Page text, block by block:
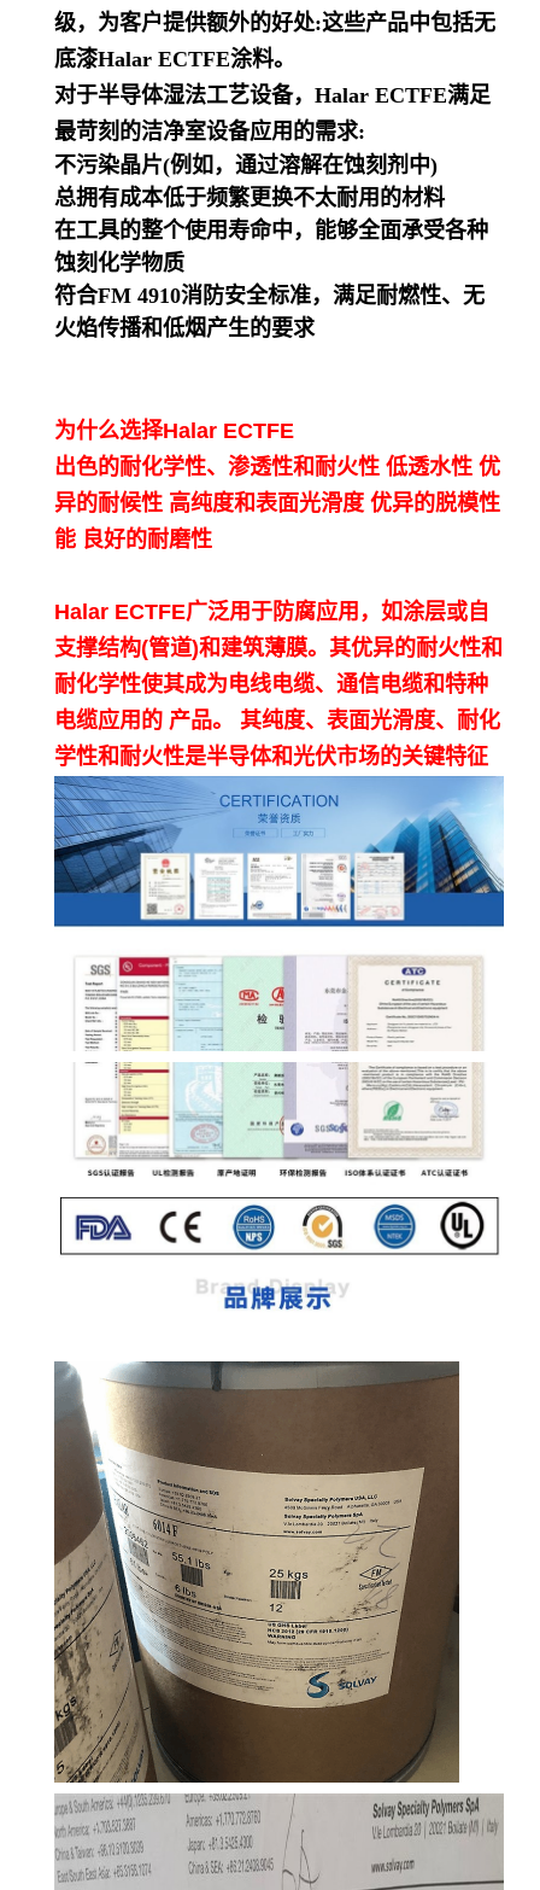
级，为客户提供额外的好处:这些产品中包括无
底漆Halar ECTFE涂料。
对于半导体湿法工艺设备， Halar ECTFE满足
最苛刻的洁净室设备应用的需求:
不污染晶片(例如，通过溶解在蚀刻剂中)
总拥有成本低于频繁更换不太耐用的材料
在工具的整个使用寿命中，能够全面承受各种
蚀刻化学物质
符合FM 4910消防安全标准，满足耐燃性、无
火焰传播和低烟产生的要求
为什么选择Halar ECTFE
出色的耐化学性、渗透性和耐火性 低透水性 优
异的耐候性 高纯度和表面光滑度 优异的脱模性
能 良好的耐磨性
Halar ECTFE广泛用于防腐应用，如涂层或自
支撑结构(管道)和建筑薄膜。其优异的耐火性和
耐化学性使其成为电线电缆、通信电缆和特种
电缆应用的 产品。 其纯度、表面光滑度、耐化
学性和耐火性是半导体和光伏市场的关键特征